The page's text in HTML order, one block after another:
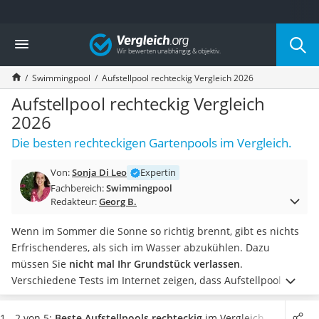
Die beliebtesten Vergleiche nach Kategorie
Baumarkt
Tresor feuerfest
Makita-Akku-Rasenmäher
Kappsäge
Smartes Türschloss
Akku-Rasentrimmer
Feuchtigkeitsmessgerät
Split-Klimaanlage 2 Innengeräte
Pelletofen
Bohrmaschine
Fliesenschneider
Hochdruckreiniger
Doppelschleifer
Überwachungskamera
Benzinrasenmäher mit Elektrostart
Vergleich
Swimmingpool Aufstellpool rechteckig Vergleich 2026
Aufstellpool rechteckig Vergleich
2026
Die besten rechteckigen Gartenpools im Vergleich.
Von:Sonja Di Leo
Expertin
Fachbereich:Swimmingpool
Redakteur:Georg B.
Wenn im Sommer die Sonne so richtig brennt, gibt es nichts
Erfrischenderes, als sich im Wasser abzukühlen. Dazu
müssen Sie nicht mal Ihr Grundstück verlassen.
Verschiedene Tests im Internet zeigen, dass Aufstellpools
einfach zu montieren sind und Ihnen das Urlaubsgefühl
direkt in den Garten bringen . Je nach Größe und Ausführung